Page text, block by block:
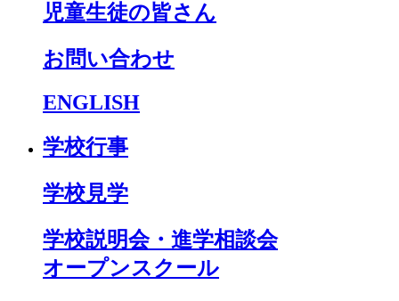
児童生徒の皆さん
お問い合わせ
ENGLISH
学校行事
学校見学
学校説明会・進学相談会
オープンスクール